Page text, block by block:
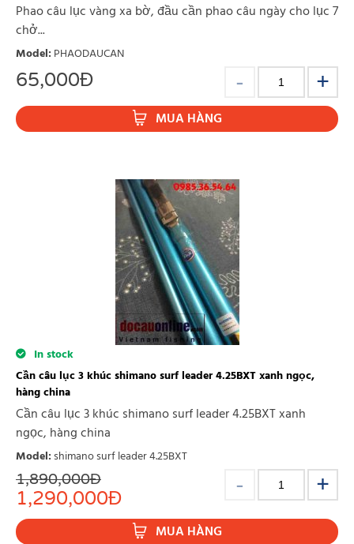
Phao câu lục vàng xa bờ, đầu cần phao câu ngày cho lục 7
chở...
Model: PHAODAUCAN
65,000Đ
MUA HÀNG
In stock
Cần câu lục 3 khúc shimano surf leader 4.25BXT xanh ngọc,
hàng china
Cần câu lục 3 khúc shimano surf leader 4.25BXT xanh
ngọc, hàng china
Model:shimano surf leader 4.25BXT
1,890,000Đ
1,290,000Đ
MUA HÀNG